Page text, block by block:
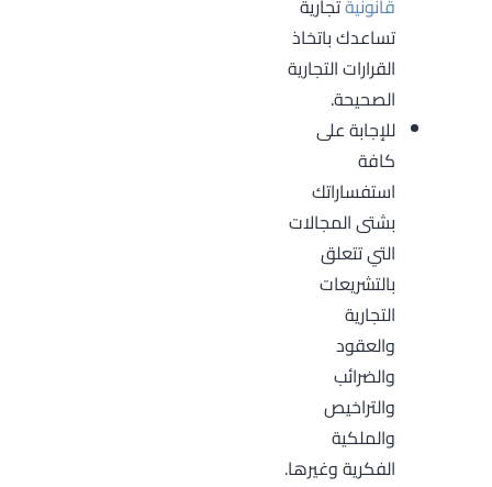
قانونيةتجارية
تساعدك باتخاذ
القرارات التجارية
الصحيحة.
للإجابة على
كافة
استفساراتك
بشتى المجالات
التي تتعلق
بالتشريعات
التجارية
والعقود
والضرائب
والتراخيص
والملكية
الفكرية وغيرها.